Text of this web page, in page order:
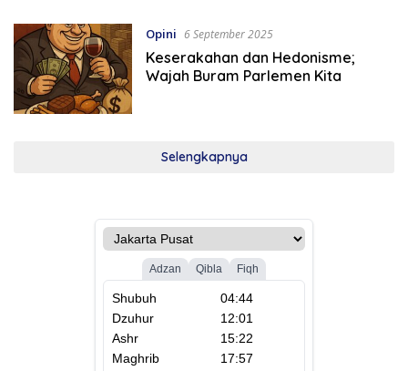
Opini 6 September 2025
Keserakahan dan Hedonisme;
Wajah Buram Parlemen Kita
Selengkapnya